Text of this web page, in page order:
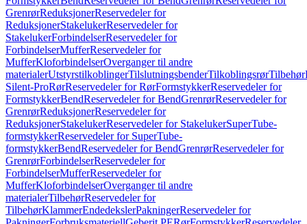
GrenrørReduksjonerReservedeler for
ReduksjonerStakelukerReservedeler for
StakelukerForbindelserReservedeler for
ForbindelserMufferReservedeler for
MufferKloforbindelserOverganger til andre
materialerUtstyrstilkoblingerTilslutningsbenderTilkoblingsrørTilbehør
Silent-ProRørReservedeler for RørFormstykkerReservedeler for
FormstykkerBendReservedeler for BendGrenrørReservedeler for
GrenrørReduksjonerReservedeler for
ReduksjonerStakelukerReservedeler for StakelukerSuperTube-
formstykkerReservedeler for SuperTube-
formstykkerBendReservedeler for BendGrenrørReservedeler for
GrenrørForbindelserReservedeler for
ForbindelserMufferReservedeler for
MufferKloforbindelserOverganger til andre
materialerTilbehørReservedeler for
TilbehørKlammerEndedekslerPakningerReservedeler for